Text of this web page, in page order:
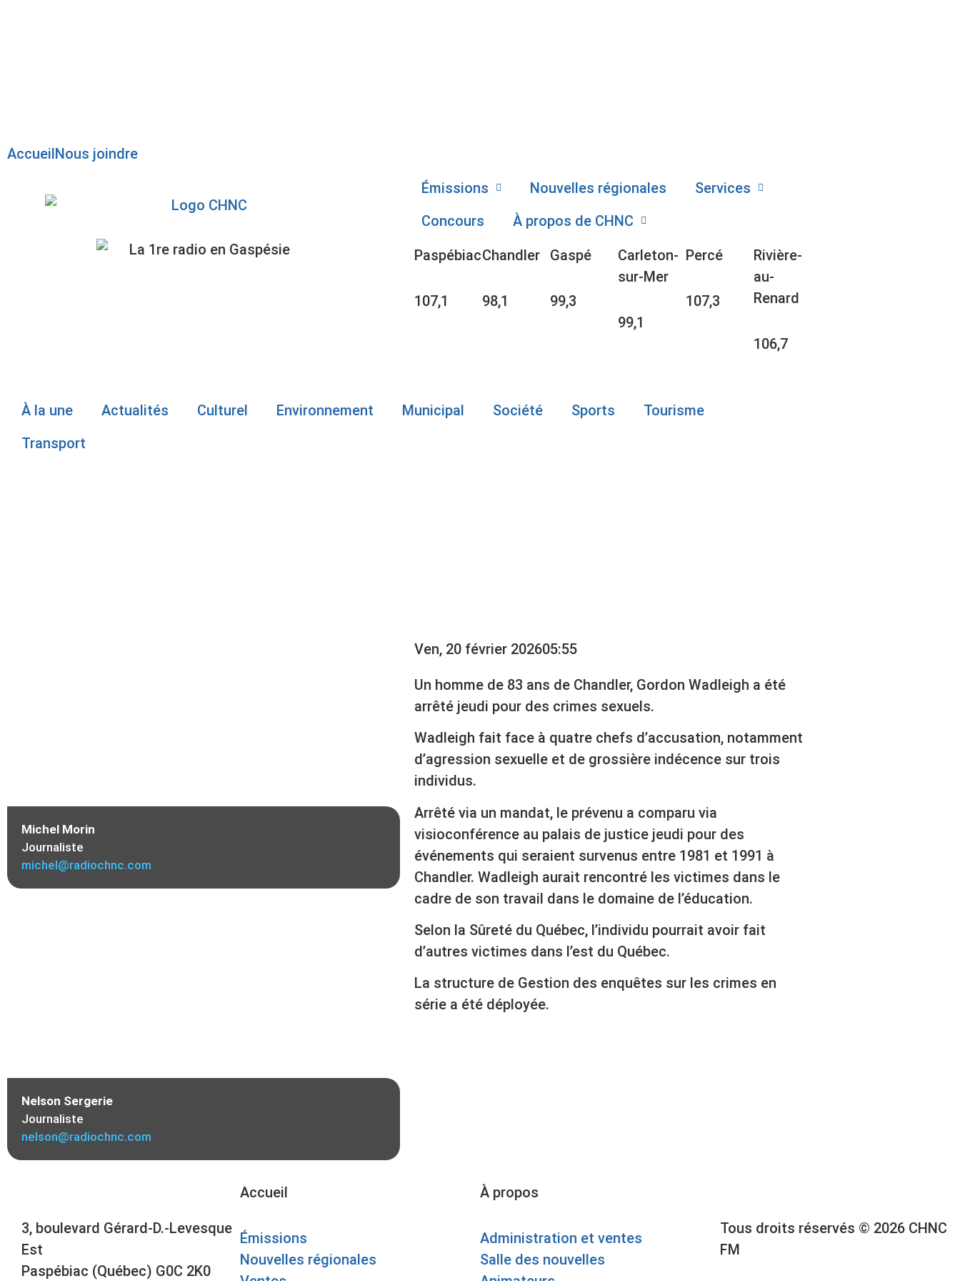
AccueilNous joindre
Émissions
Nouvelles régionales
Services
Concours
À propos de CHNC
Paspébiac
107,1
Chandler
98,1
Gaspé
99,3
Carleton-
sur-Mer
99,1
Percé
107,3
Rivière-
au-
Renard
106,7
À la une Actualités Culturel Environnement Municipal Société Sports
Tourisme
Transport
Michel Morin
Journaliste
michel@radiochnc.com
Nelson Sergerie
Journaliste
nelson@radiochnc.com
Ven, 20 février 202605:55
Un homme de 83 ans de Chandler, Gordon Wadleigh a été
arrêté jeudi pour des crimes sexuels.
Wadleigh fait face à quatre chefs d’accusation, notamment
d’agression sexuelle et de grossière indécence sur trois
individus.
Arrêté via un mandat, le prévenu a comparu via
visioconférence au palais de justice jeudi pour des
événements qui seraient survenus entre 1981 et 1991 à
Chandler. Wadleigh aurait rencontré les victimes dans le
cadre de son travail dans le domaine de l’éducation.
Selon la Sûreté du Québec, l’individu pourrait avoir fait
d’autres victimes dans l’est du Québec.
La structure de Gestion des enquêtes sur les crimes en
série a été déployée.
3, boulevard Gérard-D.-Levesque
Est
Paspébiac (Québec) G0C 2K0
Accueil
Émissions
Nouvelles régionales
À propos
Administration et ventes
Salle des nouvelles
Tous droits réservés © 2026 CHNC
FM